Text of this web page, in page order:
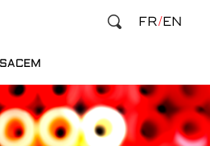
FR EN